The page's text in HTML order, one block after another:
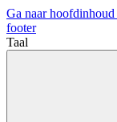
Ga naar hoofdinhoud
footer
Taal